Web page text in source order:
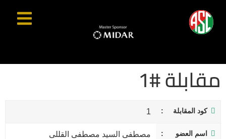
مقابلة #1
كود المقابلة 1
اسم العضو مصطفى السيد مصطفى القللى